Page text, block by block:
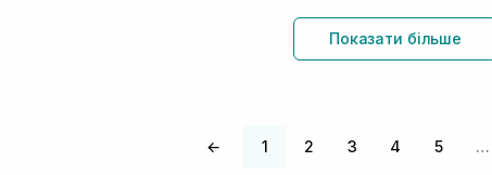
Показати більше
← 1 2 3 4 5 …